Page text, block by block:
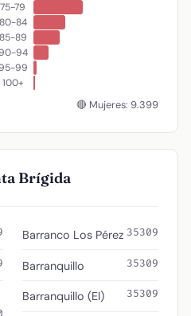
75-79
80-84
85-89
94
99
100+
🔴 Mujeres: 9.399
Brígida
Barranco Los Pérez 35309
Barranquillo 35309
Barranquillo (El) 35309